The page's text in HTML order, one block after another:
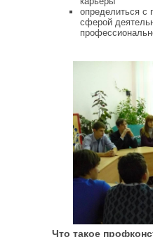
определиться с
сферой
Что такое